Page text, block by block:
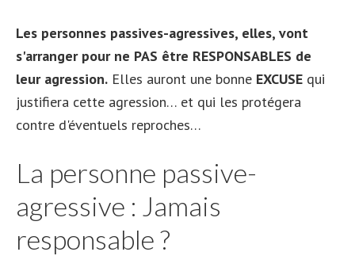
Les personnes passives-agressives, elles, vont
s'arranger pour ne PAS être RESPONSABLES de
leur agression. Elles auront une bonne EXCUSE qui
justifiera cette agression… et qui les protégera
contre d'éventuels reproches…
La personne passive-
agressive : Jamais
responsable ?